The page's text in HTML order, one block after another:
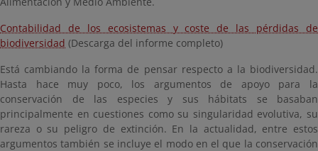
Contabilidad de los ecosistemas y coste de las pérdidas de
biodiversidad (Descarga del informe completo)
Está cambiando la forma de pensar respecto a la biodiversidad.
Hasta hace muy poco, los argumentos de apoyo para la
conservación de las especies y sus hábitats se basaban
principalmente en cuestiones como su singularidad evolutiva, su
rareza o su peligro de extinción. En la actualidad, entre estos
argumentos también se incluye el modo en el que la conservación